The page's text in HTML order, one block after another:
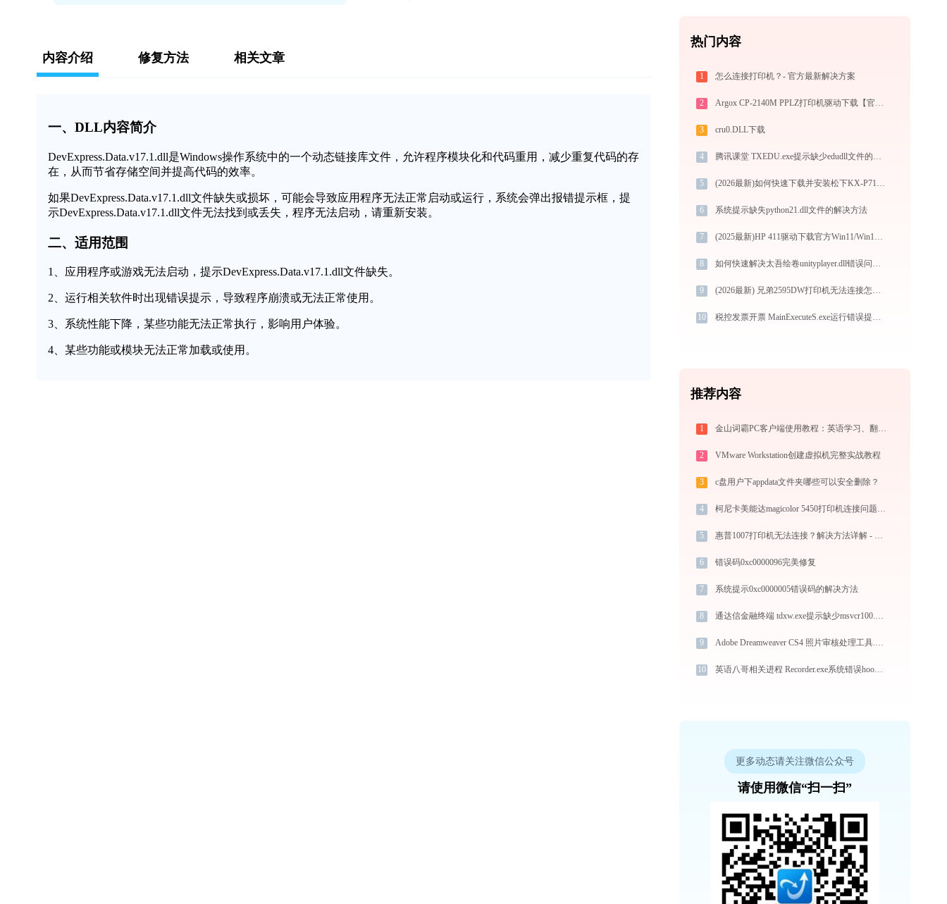
内容介绍 修复方法 相关文章
一、DLL内容简介
DevExpress.Data.v17.1.dll是Windows操作系统中的一个动态链接库文件，允许程序模块化和代码重用，减少重复代码的存
在，从而节省存储空间并提高代码的效率。
如果DevExpress.Data.v17.1.dll文件缺失或损坏，可能会导致应用程序无法正常启动或运行，系统会弹出报错提示框，提
示DevExpress.Data.v17.1.dll文件无法找到或丢失，程序无法启动，请重新安装。
二、适用范围
1、应用程序或游戏无法启动，提示DevExpress.Data.v17.1.dll文件缺失。
2、运行相关软件时出现错误提示，导致程序崩溃或无法正常使用。
3、系统性能下降，某些功能无法正常执行，影响用户体验。
4、某些功能或模块无法正常加载或使用。
热门内容
1 怎么连接打印机？- 官方最新解决方案
2 Argox CP-2140M PPLZ打印机驱动下载【官方版免费】安装教程
3 cru0.DLL下载
4 腾讯课堂 TXEDU.exe提示缺少edudll文件的解决办法
5 (2026最新)如何快速下载并安装松下KX-P7100打印机驱动：详细步骤解析
6 系统提示缺失python21.dll文件的解决方法
7 (2025最新)HP 411驱动下载官方Win11/Win10版安装指南
8 如何快速解决太吾绘卷unityplayer.dll错误问题？
9 (2026最新) 兄弟2595DW打印机无法连接怎么办？-金山毒霸
10 税控发票开票 MainExecuteS.exe运行错误提示0xc000000d的解决办法
推荐内容
1 金山词霸PC客户端使用教程：英语学习、翻译查词与单词记忆的一站式语言助手
2 VMware Workstation创建虚拟机完整实战教程
3 c盘用户下appdata文件夹哪些可以安全删除？
4 柯尼卡美能达magicolor 5450打印机连接问题如何解决？-金山毒霸
5 惠普1007打印机无法连接？解决方法详解 - 金山毒霸
6 错误码0xc0000096完美修复
7 系统提示0xc0000005错误码的解决方法
8 通达信金融终端 tdxw.exe提示缺少msvcr100.dll文件的解决办法
9 Adobe Dreamweaver CS4 照片审核处理工具.exe加载opencv_core249.dll文件丢失处理办法
10 英语八哥相关进程 Recorder.exe系统错误hook.dll丢失如何解决
更多动态请关注微信公众号
请使用微信“扫一扫”